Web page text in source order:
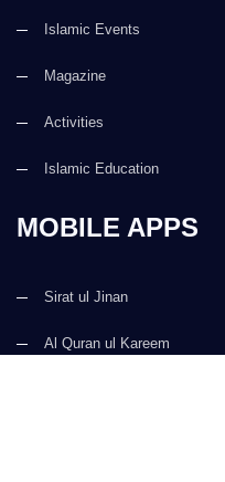
Islamic Events
Magazine
Activities
Islamic Education
MOBILE APPS
Sirat ul Jinan
Al Quran ul Kareem